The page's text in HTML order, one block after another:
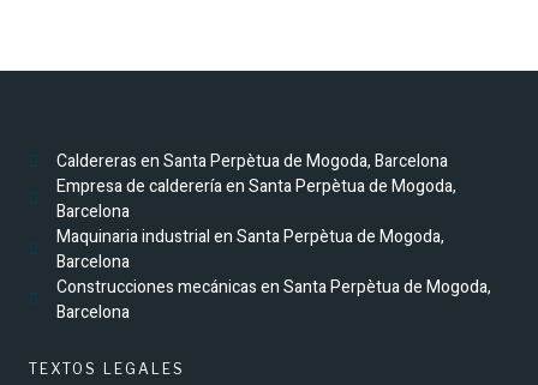
Caldereras en Santa Perpètua de Mogoda, Barcelona
Empresa de calderería en Santa Perpètua de Mogoda,
Barcelona
Maquinaria industrial en Santa Perpètua de Mogoda,
Barcelona
Construcciones mecánicas en Santa Perpètua de Mogoda,
Barcelona
TEXTOS LEGALES